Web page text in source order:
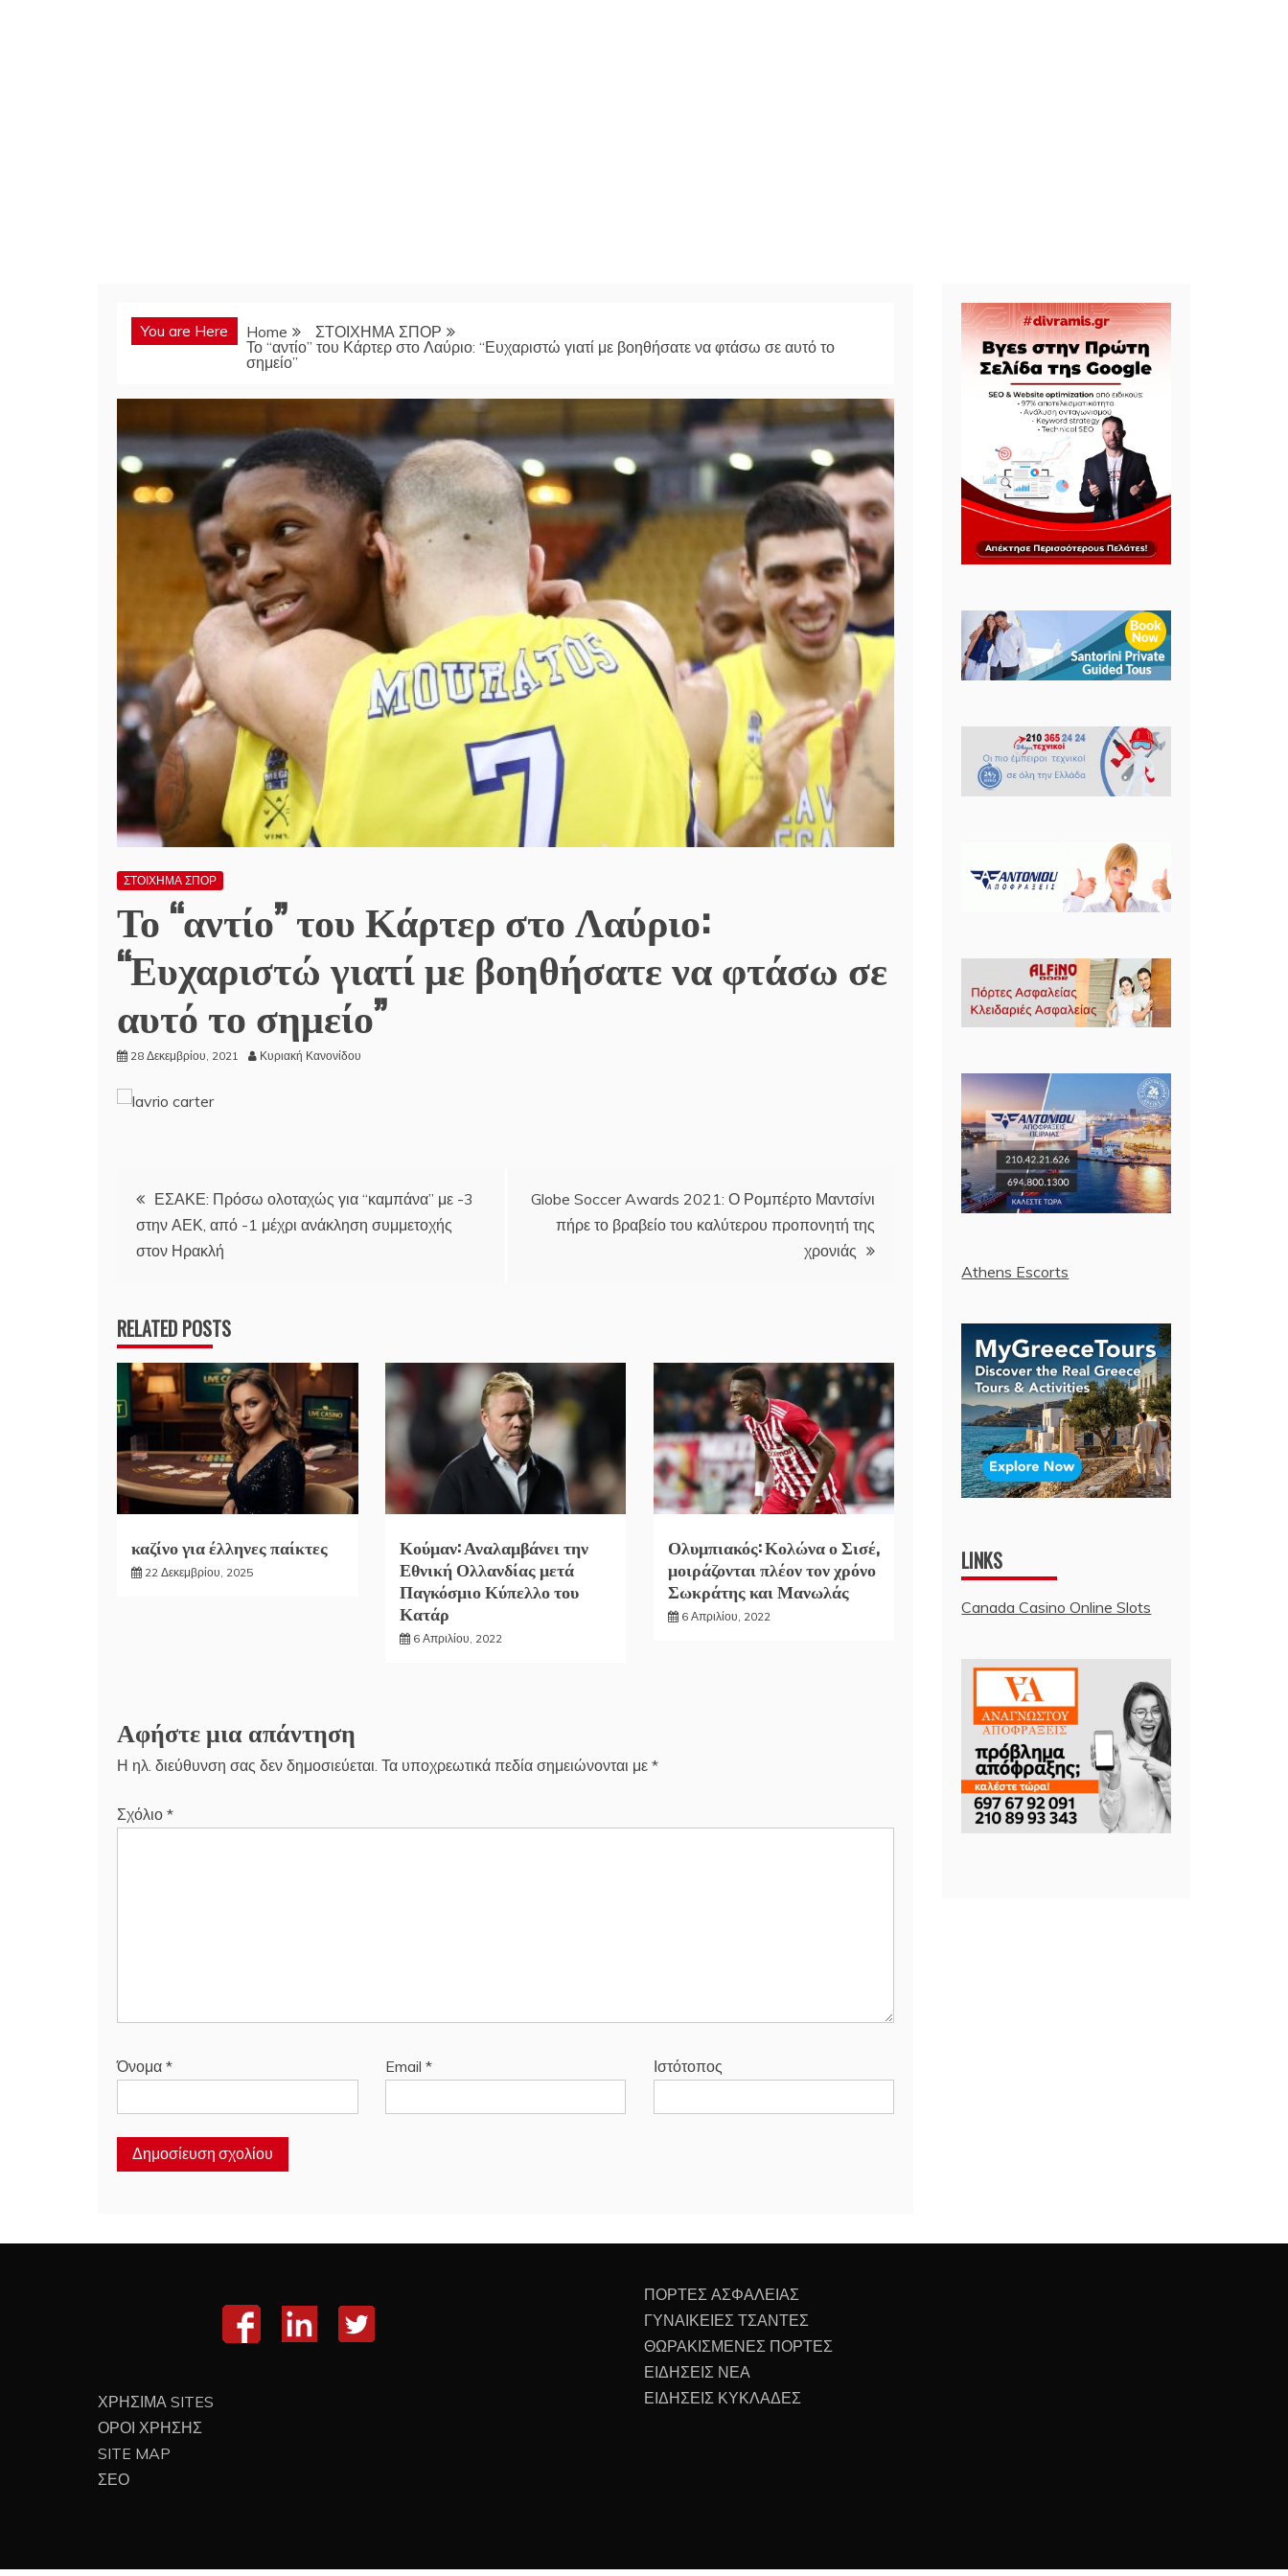
You are Here Home
ΣΤΟΙΧΗΜΑ ΣΠΟΡ
Το “αντίο” του Κάρτερ στο Λαύριο: “Ευχαριστώ γιατί με βοηθήσατε να φτάσω σε αυτό το
σημείο”
ΣΤΟΙΧΗΜΑ ΣΠΟΡ
Το “αντίο” του Κάρτερ στο Λαύριο:
“Ευχαριστώ γιατί με βοηθήσατε να φτάσω σε
αυτό το σημείο”
28 Δεκεμβρίου, 2021 Κυριακή Κανονίδου
Πλοήγηση
άρθρων
ΕΣΑΚΕ: Πρόσω ολοταχώς για “καμπάνα” με -3
στην ΑΕΚ, από -1 μέχρι ανάκληση συμμετοχής
στον Ηρακλή
Globe Soccer Awards 2021: Ο Ρομπέρτο Μαντσίνι
πήρε το βραβείο του καλύτερου προπονητή της
χρονιάς
RELATED POSTS
καζίνο για έλληνες παίκτες
22 Δεκεμβρίου, 2025
Κούμαν: Αναλαμβάνει την
Εθνική Ολλανδίας μετά
Παγκόσμιο Κύπελλο του
Κατάρ
6 Απριλίου, 2022
Ολυμπιακός: Κολώνα ο Σισέ,
μοιράζονται πλέον τον χρόνο
Σωκράτης και Μανωλάς
6 Απριλίου, 2022
Αφήστε μια απάντηση
Η ηλ. διεύθυνση σας δεν δημοσιεύεται. Τα υποχρεωτικά πεδία σημειώνονται με *
Σχόλιο *
Όνομα * Email * Ιστότοπος
Athens Escorts
LINKS
Canada Casino Online Slots
ΧΡΗΣΙΜΑ SITES
ΟΡΟΙ ΧΡΗΣΗΣ
SITE MAP
ΣΕΟ
ΠΟΡΤΕΣ ΑΣΦΑΛΕΙΑΣ
ΓΥΝΑΙΚΕΙΕΣ ΤΣΑΝΤΕΣ
ΘΩΡΑΚΙΣΜΕΝΕΣ ΠΟΡΤΕΣ
ΕΙΔΗΣΕΙΣ ΝΕΑ
ΕΙΔΗΣΕΙΣ ΚΥΚΛΑΔΕΣ